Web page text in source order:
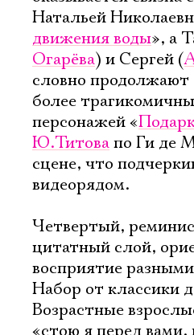
Натальей
движения воды», а
Огарёва) и Сергей (
словно
более
персонажей «
Ю.Титовапо Ги де
сцене, что
видеорядом.
Четвертый,
цитатный слой,
восприятие
Набор от классики
Возрастные